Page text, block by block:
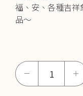
福、安、各種吉
品～
－ ＋